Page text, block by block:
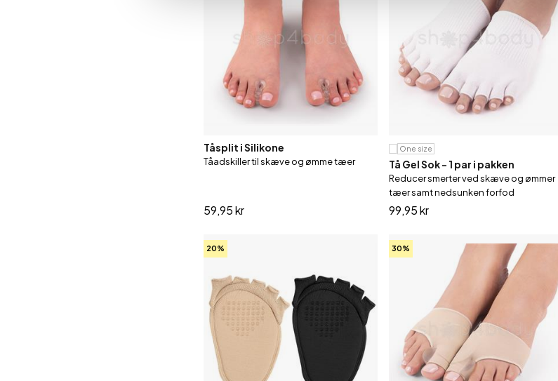
Tåsplit i Silikone
Tåadskiller til skæve og ømme tæer
59,95 kr
One size
Tå Gel Sok - 1 par i pakken
Reducer smerter ved skæve og ømmer
tæer samt nedsunken forfod
99,95 kr
20% 30%